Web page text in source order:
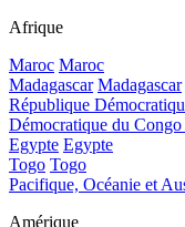
Afrique
Maroc Maroc
Madagascar Madagascar
République
Démocratique du
Egypte Egypte
Togo Togo
Pacifique, Océanie et
Amérique